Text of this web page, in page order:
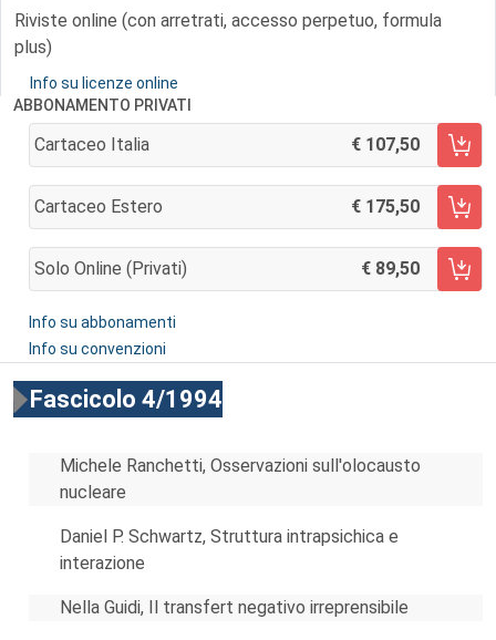
Riviste online (con arretrati, accesso perpetuo, formula
plus)
Info su licenze online
ABBONAMENTO PRIVATI
Cartaceo Italia 107,50
AGGIUNGI AL CARRELLO
Cartaceo Estero 175,50
AGGIUNGI AL CARRELLO
Solo Online (privati) 89,50
AGGIUNGI AL CARRELLO
Info su abbonamenti
Info su convenzioni
Fascicolo 4/1994
Michele Ranchetti, Osservazioni sull'olocausto
nucleare
Daniel P. Schwartz, Struttura intrapsichica e
interazione
Nella Guidi, Il transfert negativo irreprensibile